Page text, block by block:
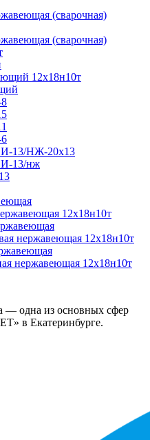
(сварочная)
(сварочная)
12х18н10т
13/НЖ-20х13
13/нж
12х18н10т
нержавеющая 12х18н10т
нержавеющая 12х18н10т
— одна из основных сфер
в Екатеринбурге.